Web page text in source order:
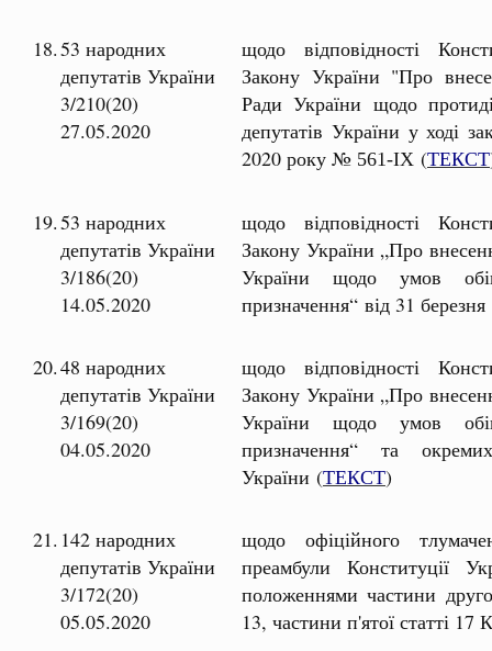
18.53 народних
депутатів України
3/210(20)
27.05.2020
щодо відповідності
Закону України "Про
Ради України щодо
депутатів України у ході
2020 року № 561-ІХ (ТЕКСТ
19.53 народних
депутатів України
3/186(20)
14.05.2020
щодо відповідності
Закону України „Про
України щодо умов
призначення“ від 31
20.48 народних
депутатів України
3/169(20)
04.05.2020
щодо відповідності
Закону України „Про
України щодо умов
призначення“ та
України (ТЕКСТ)
21. 142 народних
депутатів України
3/172(20)
05.05.2020
щодо офіційного
преамбули Конституції
положеннями частини
13, частини п'ятої статті 17